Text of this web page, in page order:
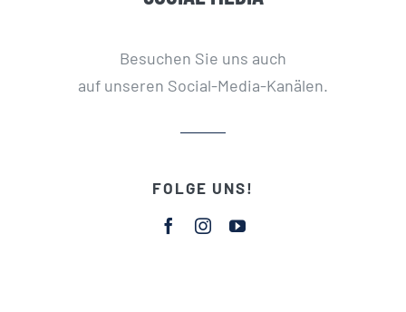
Besuchen Sie uns auch
auf unseren Social-Media-Kanälen.
FOLGE UNS!